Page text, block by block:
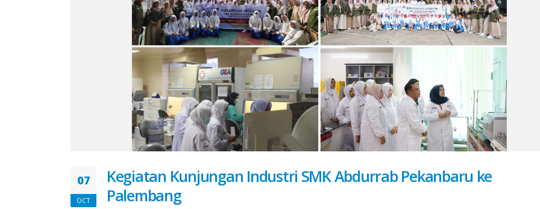
07
OCT
Kegiatan Kunjungan Industri SMK Abdurrab Pekanbaru ke
Palembang